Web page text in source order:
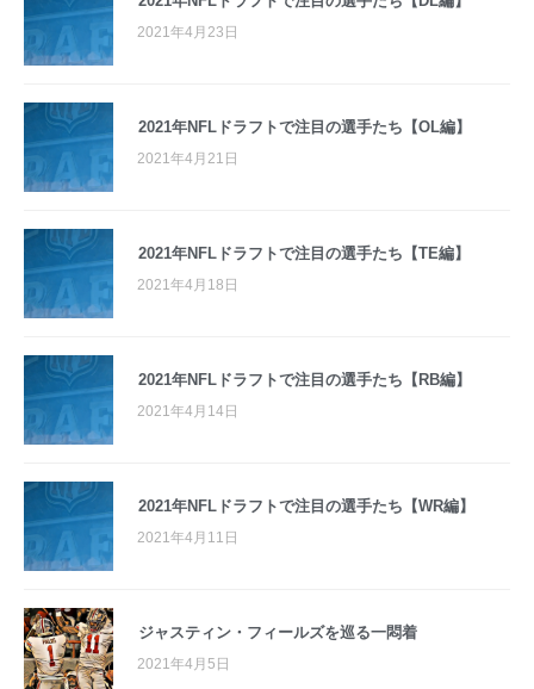
2021年4月23日
2021年NFLドラフトで注目の選手たち【OL編】
2021年4月21日
2021年NFLドラフトで注目の選手たち【TE編】
2021年4月18日
2021年NFLドラフトで注目の選手たち【RB編】
2021年4月14日
2021年NFLドラフトで注目の選手たち【WR編】
2021年4月11日
ジャスティン・フィールズを巡る一悶着
2021年4月5日